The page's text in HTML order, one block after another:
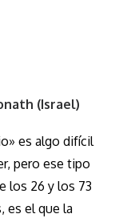
(Israel)
es algo difícil
pero ese tipo
los 26 y los 73
es el que la